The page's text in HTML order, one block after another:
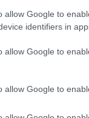
allow Google to
identifiers in
allow Google to
allow Google to